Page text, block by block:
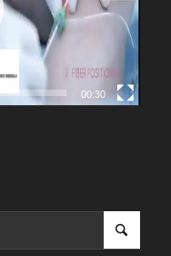
00:30